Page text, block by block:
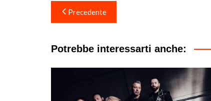
Navigazione
articoli
Precedente
Potrebbe interessarti anche: